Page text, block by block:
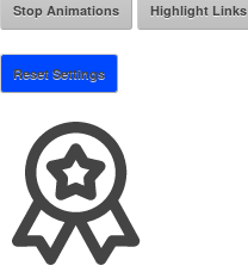
Stop Animations Highlight Links
Reset Settings